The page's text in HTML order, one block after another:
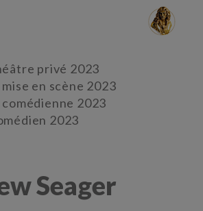
privé 2023
en scène 2023
2023
2023
Seager